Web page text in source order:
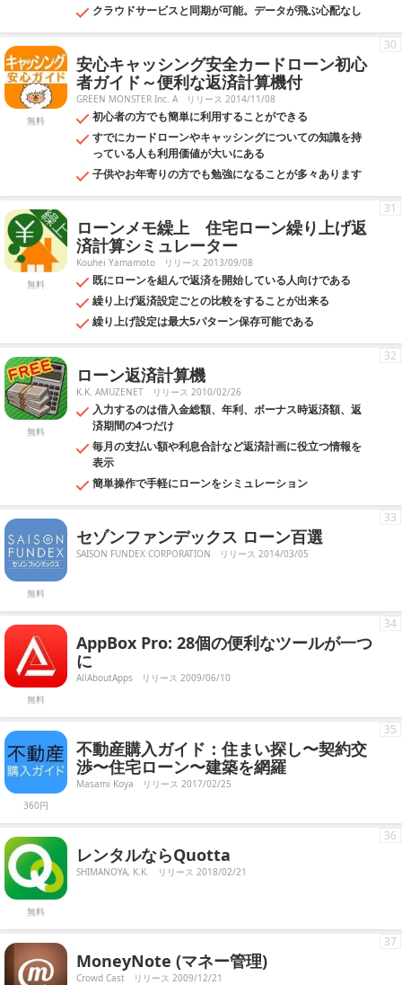
クラウドサービスと同期が可能。データが飛ぶ心配なし
無料
安心キャッシング安全カードローン初心
者ガイド～便利な返済計算機付
GREEN MONSTER Inc. A リリース 2014/11/08
初心者の方でも簡単に利用することができる
すでにカードローンやキャッシングについての知識を持
っている人も利用価値が大いにある
子供やお年寄りの方でも勉強になることが多々あります
30
無料
ローンメモ繰上 住宅ローン繰り上げ返
済計算シミュレーター
Kouhei Yamamoto リリース 2013/09/08
既にローンを組んで返済を開始している人向けである
繰り上げ返済設定ごとの比較をすることが出来る
繰り上げ設定は最大5パターン保存可能である
31
無料
ローン返済計算機
K.K. AMUZENET リリース 2010/02/26
入力するのは借入金総額、年利、ボーナス時返済額、返
済期間の4つだけ
毎月の支払い額や利息合計など返済計画に役立つ情報を
表示
簡単操作で手軽にローンをシミュレーション
32
無料
セゾンファンデックス ローン百選
SAISON FUNDEX CORPORATION リリース 2014/03/05
33
無料
AppBox Pro: 28個の便利なツールが一つ
に
AllAboutApps リリース 2009/06/10
34
360円
不動産購入ガイド：住まい探し〜契約交
渉〜住宅ローン〜建築を網羅
Masami Koya リリース 2017/02/25
35
無料
レンタルならQuotta
SHIMANOYA, K.K. リリース 2018/02/21
36
MoneyNote (マネー管理)
Crowd Cast リリース 2009/12/21
37